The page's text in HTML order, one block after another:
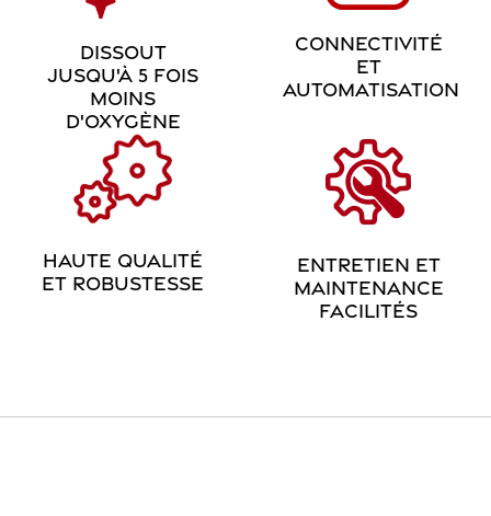
DISSOUT
JUSQU'À 5 FOIS
MOINS
D'OXYGÈNE
CONNECTIVITÉ
ET
AUTOMATISATION
HAUTE QUALITÉ
ET ROBUSTESSE
ENTRETIEN ET
MAINTENANCE
FACILITÉS